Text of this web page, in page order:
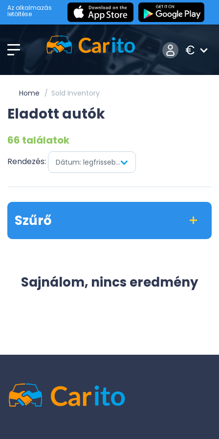
Az alkalmazás
letöltése
€
Home Sold Inventory
Eladott autók
66 találatok
Rendezés: Dátum: legfrissebb először
Szűrő
Sajnálom, nincs eredmény